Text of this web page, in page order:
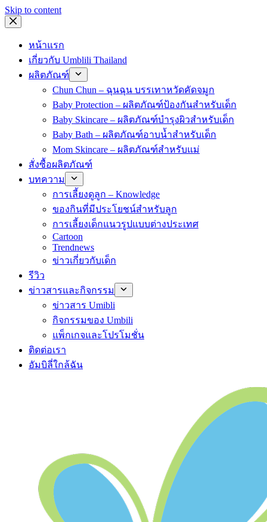
Skip to content
หน้าแรก
เกี่ยวกับ Umblili Thailand
ผลิตภัณฑ์
Chun Chun – ฉุนฉุน บรรเทาหวัดคัดจมูก
Baby Protection – ผลิตภัณฑ์ป้องกันสำหรับเด็ก
Baby Skincare – ผลิตภัณฑ์บำรุงผิวสำหรับเด็ก
Baby Bath – ผลิตภัณฑ์อาบน้ำสำหรับเด็ก
Mom Skincare – ผลิตภัณฑ์สำหรับแม่
สั่งซื้อผลิตภัณฑ์
บทความ
การเลี้ยงดูลูก – Knowledge
ของกินที่มีประโยชน์สำหรับลูก
การเลี้ยงเด็กแนวรูปแบบต่างประเทศ
Cartoon
Trendnews
ข่าวเกี่ยวกับเด็ก
รีวิว
ข่าวสารและกิจกรรม
ข่าวสาร Umibli
กิจกรรมของ Umbili
แพ็กเกจและโปรโมชั่น
ติดต่อเรา
อัมบิลี่ใกล้ฉัน